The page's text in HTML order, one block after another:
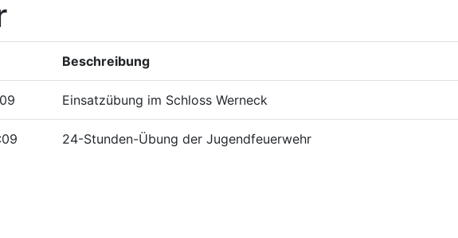
Beschreibung
Einsatzübung im Schloss Werneck
24-Stunden-Übung der Jugendfeuerwehr